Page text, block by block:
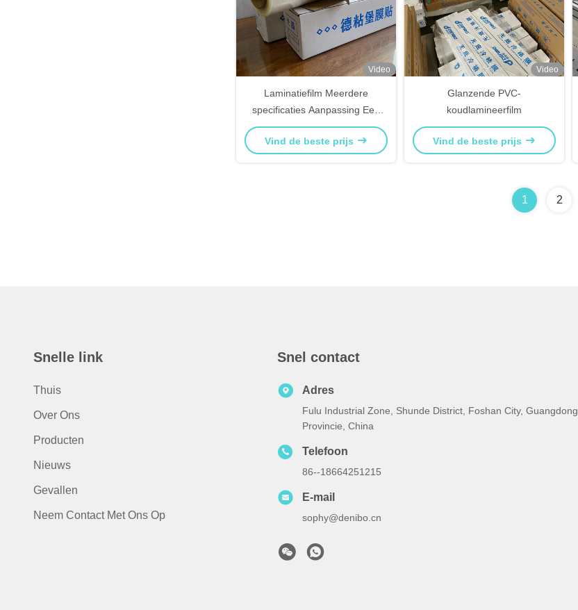
Video
Laminatiefilm Meerdere
specificaties Aanpassing Een
sterke fabrikant
Vind de beste prijs
Video
Glanzende PVC-
koudlamineerfilm
Vind de beste prijs
1 2
Snelle link
Thuis
Over Ons
Producten
Nieuws
Gevallen
Neem Contact Met Ons Op
Snel contact
Adres
Fulu Industrial Zone, Shunde District, Foshan City, Guangdong
Provincie, China
Telefoon
86--18664251215
E-mail
sophy@denibo.cn